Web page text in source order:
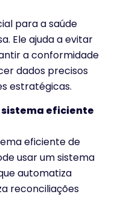
para a saúde
Ele ajuda a evitar
a conformidade
dados precisos
estratégicas.
eficiente
eficiente de
usar um sistema
automatiza
reconciliações